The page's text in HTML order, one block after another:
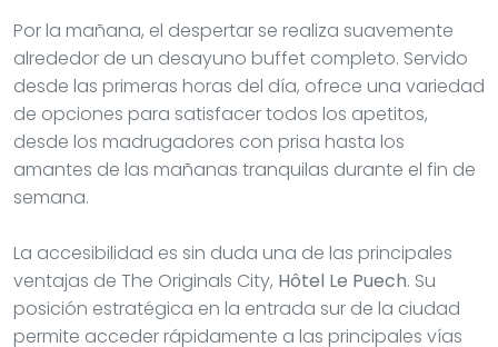
Por la mañana, el despertar se realiza suavemente
alrededor de un desayuno buffet completo. Servido
desde las primeras horas del día, ofrece una variedad
de opciones para satisfacer todos los apetitos,
desde los madrugadores con prisa hasta los
amantes de las mañanas tranquilas durante el fin de
semana.
La accesibilidad es sin duda una de las principales
ventajas de The Originals City, Hôtel Le Puech. Su
posición estratégica en la entrada sur de la ciudad
permite acceder rápidamente a las principales vías